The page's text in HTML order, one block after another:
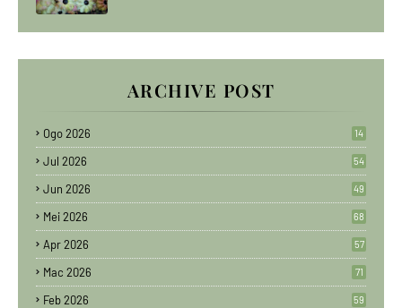
ARCHIVE POST
Ogo 2026 14
Jul 2026 54
Jun 2026 49
Mei 2026 68
Apr 2026 57
Mac 2026 71
Feb 2026 59